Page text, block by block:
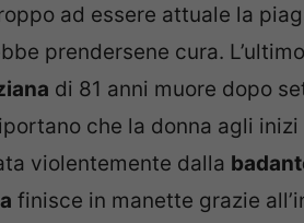
ad essere attuale la
prendersene cura.
di 81 anni muore dopo
che la donna agli
violentemente dalla
finisce in manette grazie